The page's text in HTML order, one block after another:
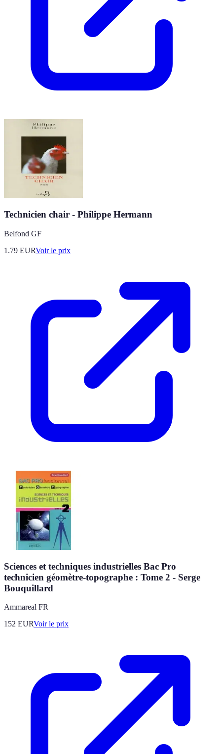
Technicien chair - Philippe Hermann
Belfond GF
1.79 EURVoir le prix
Sciences et techniques industrielles Bac Pro
technicien géomètre-topographe : Tome 2 - Serge
Bouquillard
Ammareal FR
152 EURVoir le prix